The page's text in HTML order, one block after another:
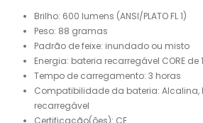
Brilho: 600 lumens (ANSI/PLATO FL 1)
Peso: 88 gramas
Padrão de feixe: inundado ou misto
Energia: bateria recarregável CORE
Tempo de carregamento: 3 horas
Compatibilidade da bateria: Alcalina,
recarregável